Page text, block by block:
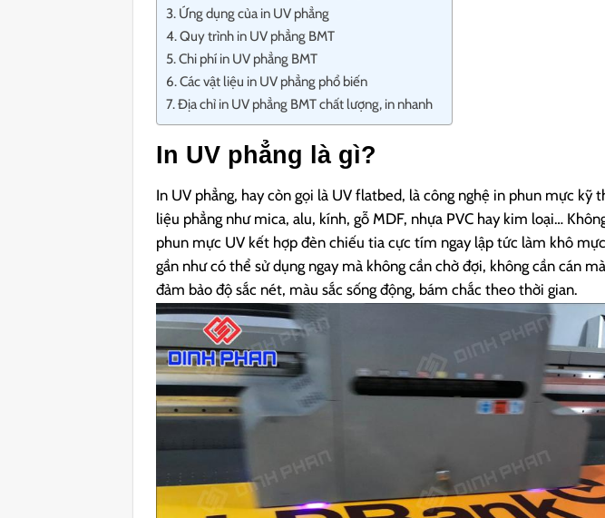
Ứng dụng của in UV phẳng
Quy trình in UV phẳng BMT
Chi phí in UV phẳng BMT
Các vật liệu in UV phẳng phổ biến
Địa chỉ in UV phẳng BMT chất lượng, in nhanh
In UV phẳng là gì?
In UV phẳng, hay còn gọi là UV flatbed, là công nghệ in phun mực
liệu phẳng như mica, alu, kính, gỗ MDF, nhựa PVC hay kim loại…
phun mực UV kết hợp đèn chiếu tia cực tím ngay lập tức làm khô
gần như có thể sử dụng ngay mà không cần chờ đợi, không cần cán
đảm bảo độ sắc nét, màu sắc sống động, bám chắc theo thời gian.